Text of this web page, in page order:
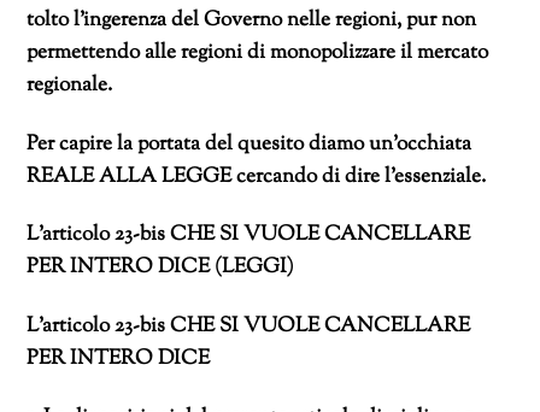
tolto l’ingerenza del Governo nelle regioni, pur non
permettendo alle regioni di monopolizzare il mercato
regionale.
Per capire la portata del quesito diamo un’occhiata
REALE ALLA LEGGE cercando di dire l’essenziale.
L’articolo 23-bis CHE SI VUOLE CANCELLARE
PER INTERO DICE (LEGGI)
L’articolo 23-bis CHE SI VUOLE CANCELLARE
PER INTERO DICE